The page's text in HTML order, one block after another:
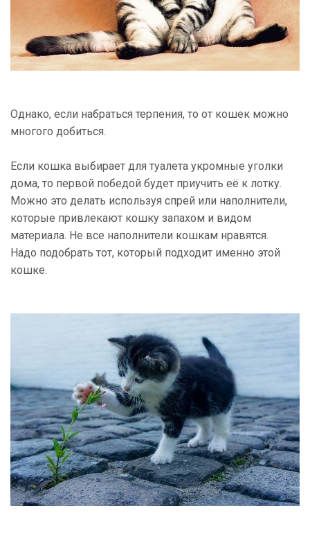
Однако, если набраться терпения, то от кошек можно
многого добиться.
Если кошка выбирает для туалета укромные уголки
дома, то первой победой будет приучить её к лотку.
Можно это делать используя спрей или наполнители,
которые привлекают кошку запахом и видом
материала. Не все наполнители кошкам нравятся.
Надо подобрать тот, который подходит именно этой
кошке.